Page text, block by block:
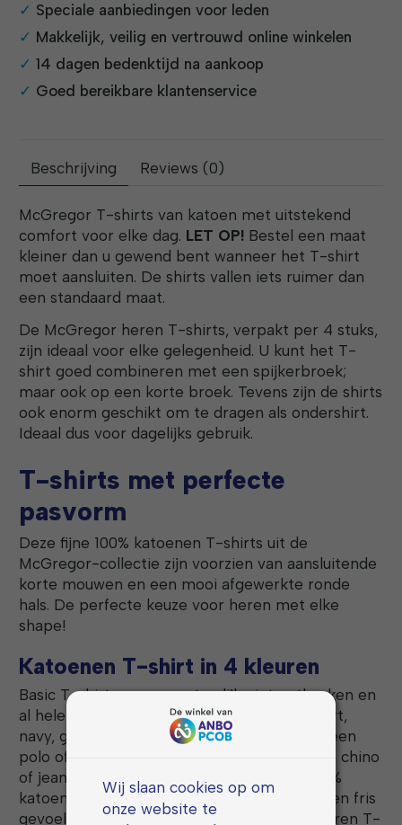
Speciale aanbiedingen voor leden
Makkelijk, veilig en vertrouwd online winkelen
14 dagen bedenktijd na aankoop
Goed bereikbare klantenservice
Beschrijving Reviews (0)
McGregor T-shirts van katoen met uitstekend
comfort voor elke dag. LET OP! Bestel een maat
kleiner dan u gewend bent wanneer het T-shirt
moet aansluiten. De shirts vallen iets ruimer dan
een standaard maat.
De McGregor heren T-shirts, verpakt per 4 stuks,
zijn ideaal voor elke gelegenheid. U kunt het T-
shirt goed combineren met een spijkerbroek;
maar ook op een korte broek. Tevens zijn de shirts
ook enorm geschikt om te dragen als ondershirt.
Ideaal dus voor dagelijks gebruik.
T-shirts met perfecte
pasvorm
Deze fijne 100% katoenen T-shirts uit de
McGregor-collectie zijn voorzien van aansluitende
korte mouwen en een mooi afgewerkte ronde
hals. De perfecte keuze voor heren met elke
shape!
Katoenen T-shirt in 4 kleuren
Basic T-shirts mogen natuurlijk niet ontbreken en
al helemaal niet in deze trendy kleuren: zwart,
navy, grijs en wit. Of u deze shirts nu onder een
polo of trui draagt, of gewoon op een mooie chino
of jeans, het moderne shirt zal door zijn 100%
katoenen materiaal altijd goed zitten en u een fris
gevoel geven. Door de ronde hals van de heren T-
Wij slaan cookies op om
onze website te